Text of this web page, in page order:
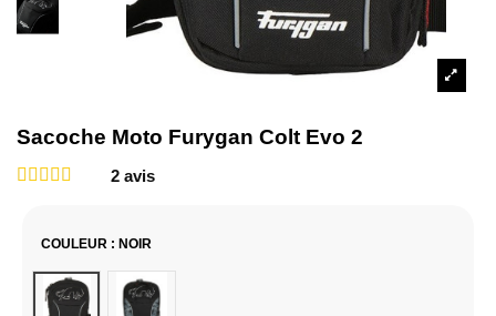
Sacoche Moto Furygan Colt Evo 2
2 avis
COULEUR : NOIR
Noir Noir Camo